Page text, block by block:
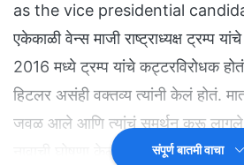
as the vice presidential
एकेकाळी वेन्स माजी राष्ट्राध्यक्ष ट्रम्प
2016 मध्ये ट्रम्प यांचे कट्टरविरोधक
हिटलर असंही वक्तव्य त्यांनी केलं होतं.
जवळ आले आणि त्यांचं समर्थन करू लागले.
नावाची घोषणा केली. यावेळी ते म्हणाले की,
संपूर्ण बातमी वाचा